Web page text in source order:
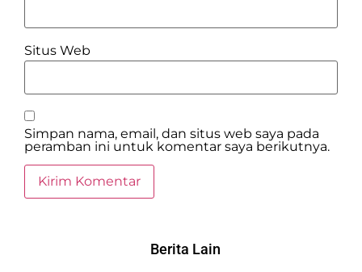
Situs Web
Simpan nama, email, dan situs web saya pada
peramban ini untuk komentar saya berikutnya.
Berita Lain